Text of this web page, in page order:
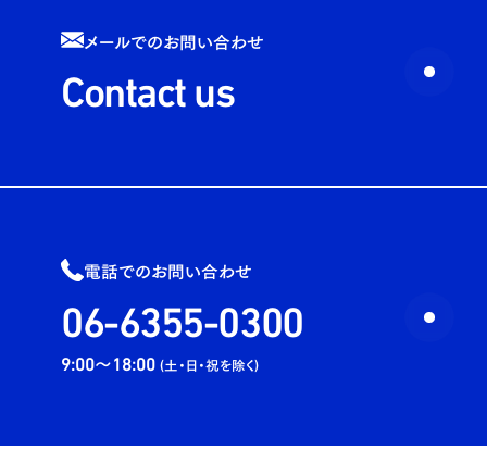
メールでのお問い合わせ
Contact us
電話でのお問い合わせ
06-6355-0300
9:00〜18:00 (土・日・祝を除く)